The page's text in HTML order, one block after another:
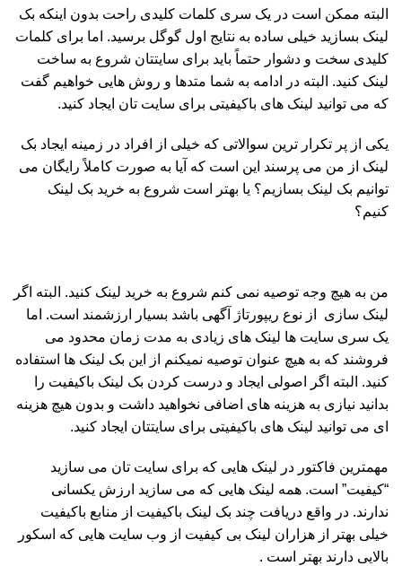
البته ممکن است در یک سری کلمات کلیدی راحت بدون اینکه بک
لینک بسازید خیلی ساده به نتایج اول گوگل برسید. اما برای کلمات
کلیدی سخت و دشوار حتماً باید برای سایتتان شروع به ساخت
لینک کنید. البته در ادامه به شما متدها و روش هایی خواهیم گفت
که می توانید لینک های باکیفیتی برای سایت تان ایجاد کنید.
یکی از پر تکرار ترین سوالاتی که خیلی از افراد در زمینه ایجاد بک
لینک از من می پرسند این است که آیا به صورت کاملاً رایگان می
توانیم بک لینک بسازیم؟ یا بهتر است شروع به خرید بک لینک
کنیم؟
من به هیچ وجه توصیه نمی کنم شروع به خرید لینک کنید. البته اگر
لینک سازی از نوع ریپورتاژ آگهی باشد بسیار ارزشمند است. اما
یک سری سایت ها لینک های زیادی به مدت زمان محدود می
فروشند که به هیچ عنوان توصیه نمیکنم از این بک لینک ها استفاده
کنید. البته اگر اصولی ایجاد و درست کردن بک لینک باکیفیت را
بدانید نیازی به هزینه های اضافی نخواهید داشت و بدون هیچ هزینه
ای می توانید لینک های باکیفیتی برای سایتتان ایجاد کنید.
مهمترین فاکتور در لینک هایی که برای سایت تان می سازید
“کیفیت” است. همه لینک هایی که می سازید ارزش یکسانی
ندارند. در واقع دریافت چند بک لینک باکیفیت از منابع باکیفیت
خیلی بهتر از هزاران لینک بی کیفیت از وب سایت هایی که اسکور
بالایی دارند بهتر است .